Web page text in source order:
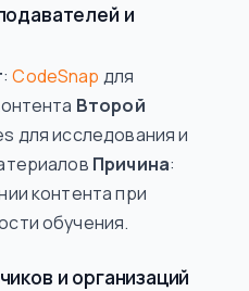
и
:CodeSnap для
Второй
для исследования и
Причина:
контента при
обучения.
и организаций